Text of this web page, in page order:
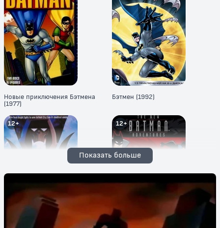
Новые приключения Бэтмена
(1977)
Бэтмен (1992)
12+ 12+
Показать больше